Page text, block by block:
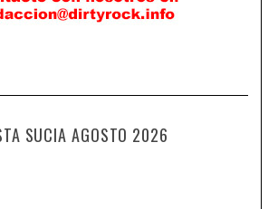
SUCIA AGOSTO 2026